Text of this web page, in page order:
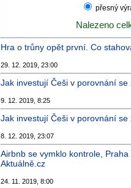
přesný
Nalezeno
Hra o trůny opět první. Co
29. 12. 2019, 23:00
Jak investují Češi v porovnání
9. 12. 2019, 8:25
Jak investují Češi v porovnání
8. 12. 2019, 23:07
Airbnb se vymklo kontrole,
Aktuálně.cz
24. 11. 2019, 8:00